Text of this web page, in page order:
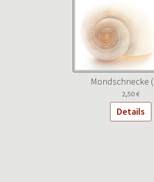
Mondschnecke
2,50€
Details